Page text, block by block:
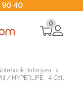
90 40
0
Bataryası >
/ HYPERLIFE - 4 Cell